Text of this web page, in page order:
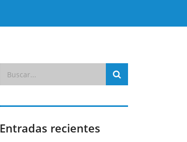
Entradas recientes